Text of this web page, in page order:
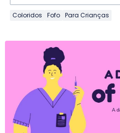
Coloridos Fofo Para Crianças